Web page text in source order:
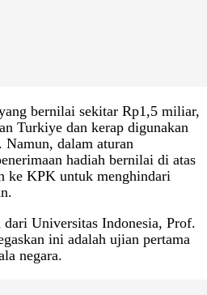
bernilai sekitar Rp1,5 miliar,
Turkiye dan kerap digunakan
dalam aturan
hadiah bernilai di atas
ke KPK untuk menghindari
dari Universitas Indonesia, Prof.
ini adalah ujian pertama
negara.